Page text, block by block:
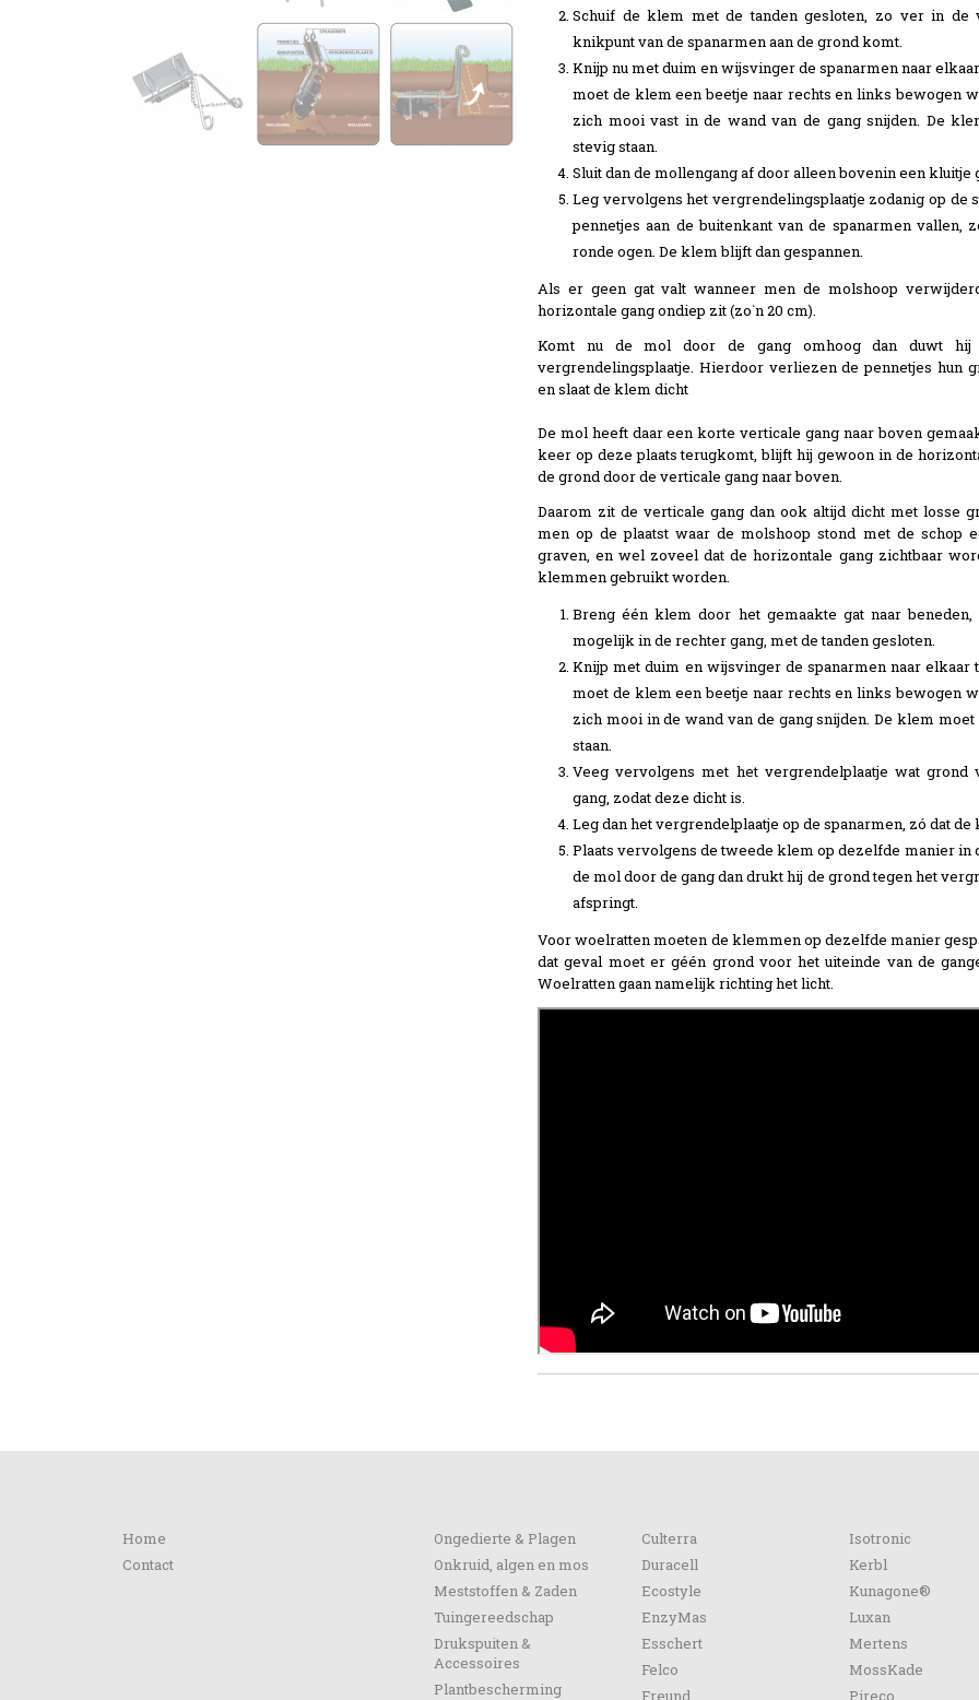
Schuif de klem met de tanden gesloten, zo ver in de
knikpunt van de spanarmen aan de grond komt.
Knijp nu met duim en wijsvinger de spanarmen naar
moet de klem een beetje naar rechts en links bewogen
zich mooi vast in de wand van de gang snijden. De
stevig staan.
Sluit dan de mollengang af door alleen bovenin een kluitje
Leg vervolgens het vergrendelingsplaatje zodanig op de
pennetjes aan de buitenkant van de spanarmen vallen,
ronde ogen. De klem blijft dan gespannen.
Als er geen gat valt wanneer men de molshoop
horizontale gang ondiep zit (zo`n 20 cm).
Komt nu de mol door de gang omhoog dan duwt
vergrendelingsplaatje. Hierdoor verliezen de pennetjes hun
en slaat de klem dicht
De mol heeft daar een korte verticale gang naar boven
keer op deze plaats terugkomt, blijft hij gewoon in de
de grond door de verticale gang naar boven.
Daarom zit de verticale gang dan ook altijd dicht met losse
men op de plaatst waar de molshoop stond met de schop
graven, en wel zoveel dat de horizontale gang zichtbaar
klemmen gebruikt worden.
Breng één klem door het gemaakte gat naar
mogelijk in de rechter gang, met de tanden gesloten.
Knijp met duim en wijsvinger de spanarmen naar elkaar
moet de klem een beetje naar rechts en links bewogen
zich mooi in de wand van de gang snijden. De klem
staan.
Veeg vervolgens met het vergrendelplaatje wat grond
gang, zodat deze dicht is.
Leg dan het vergrendelplaatje op de spanarmen, zó dat
Plaats vervolgens de tweede klem op dezelfde manier in
de mol door de gang dan drukt hij de grond tegen het
afspringt.
Voor woelratten moeten de klemmen op dezelfde manier
dat geval moet er géén grond voor het uiteinde van de
Woelratten gaan namelijk richting het licht.
Home
Contact
Ongedierte & Plagen
Onkruid, algen en mos
Meststoffen & Zaden
Tuingereedschap
Drukspuiten &
Accessoires
Plantbescherming
Culterra
Duracell
Ecostyle
EnzyMas
Esschert
Felco
Freund
Isotronic
Kerbl
Kunagone®
Luxan
Mertens
MossKade
Pireco